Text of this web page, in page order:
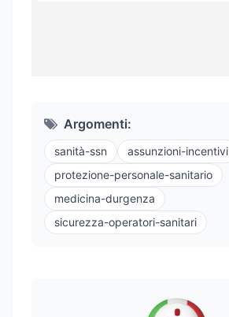
Argomenti:
sanità-ssn
assunzioni-incentivi
protezione-personale-sanitario
medicina-durgenza
sicurezza-operatori-sanitari